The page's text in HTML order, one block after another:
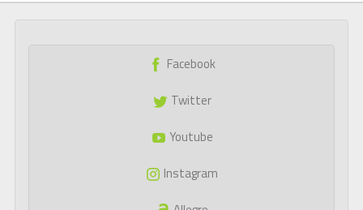
Facebook
Twitter
Youtube
Instagram